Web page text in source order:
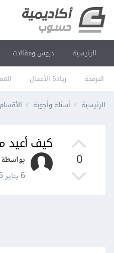
الرئيسية دروس ومقالات
البرمجة ريادة الأعمال
الرئيسية أسئلة وأجوبة الأقسام
0
كيف أعيد
بواسطة
6 يناير 2016